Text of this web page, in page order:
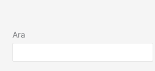
Ara